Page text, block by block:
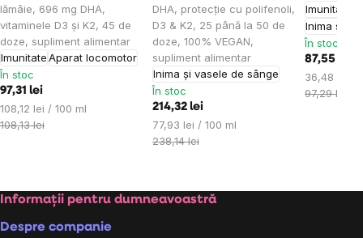
lămâie, 696 mg DHA,
vitaminele D3 și K2, 45 de
doze, supliment alimentar
ImunitateAparat locomotor
este
5,0
din
5
stele.
În stoc
97,31 lei
Evaluare
preţ:
108,12 lei / 100 ml
108,13 lei
DHA, protecție cu polifenoli,
D3 & K2, 25 până la 50 de
doze, 100% VEGAN,
supliment alimentar
Inima și vasele de sânge
este
5,0
din
5
stele.
În stoc
214,32 lei
Evaluare
preţ:
77,93 lei / 100 ml
238,14 lei
Imunitate
Inima și
În stoc
87,55 lei
Evaluare
preţ:
36,48 lei /
97,29 lei
Subsol
Informații pentru dumneavoastră
Despre companie